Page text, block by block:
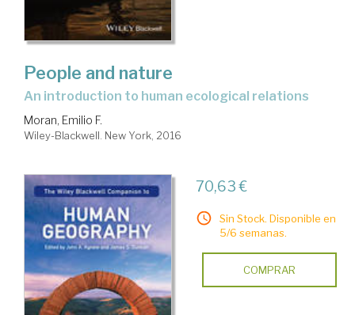
People and nature
an introduction to human ecological relations
Moran, Emilio F.
Wiley-Blackwell. New York, 2016
70,63 €
Sin Stock. Disponible en
5/6 semanas.
COMPRAR